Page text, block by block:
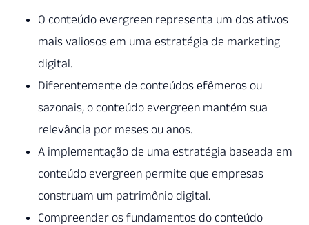
O conteúdo evergreen representa um dos ativos
mais valiosos em uma estratégia de marketing
digital.
Diferentemente de conteúdos efêmeros ou
sazonais, o conteúdo evergreen mantém sua
relevância por meses ou anos.
A implementação de uma estratégia baseada em
conteúdo evergreen permite que empresas
construam um patrimônio digital.
Compreender os fundamentos do conteúdo